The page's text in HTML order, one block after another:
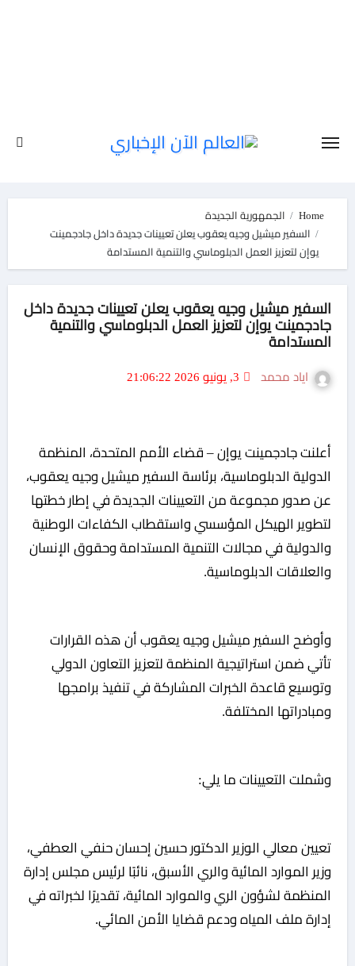
Home
الجمهورية الجديدة
السفير ميشيل وجيه يعقوب يعلن تعيينات جديدة داخل جادجمينت
يوإن لتعزيز العمل الدبلوماسي والتنمية المستدامة
السفير ميشيل وجيه يعقوب يعلن تعيينات جديدة داخل
جادجمينت يوإن لتعزيز العمل الدبلوماسي والتنمية
المستدامة
اياد محمد
أعلنت جادجمينت يوإن – قضاء الأمم المتحدة، المنظمة
الدولية الدبلوماسية، برئاسة السفير ميشيل وجيه يعقوب،
عن صدور مجموعة من التعيينات الجديدة في إطار خطتها
لتطوير الهيكل المؤسسي واستقطاب الكفاءات الوطنية
والدولية في مجالات التنمية المستدامة وحقوق الإنسان
والعلاقات الدبلوماسية.
وأوضح السفير ميشيل وجيه يعقوب أن هذه القرارات
تأتي ضمن استراتيجية المنظمة لتعزيز التعاون الدولي
وتوسيع قاعدة الخبرات المشاركة في تنفيذ برامجها
ومبادراتها المختلفة.
وشملت التعيينات ما يلي:
تعيين معالي الوزير الدكتور حسين إحسان حنفي العطفي،
وزير الموارد المائية والري الأسبق، نائبًا لرئيس مجلس إدارة
المنظمة لشؤون الري والموارد المائية، تقديرًا لخبراته في
إدارة ملف المياه ودعم قضايا الأمن المائي.